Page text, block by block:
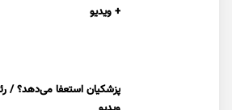
+ ویدیو
پزشکیان استعفا می‌دهد؟ /